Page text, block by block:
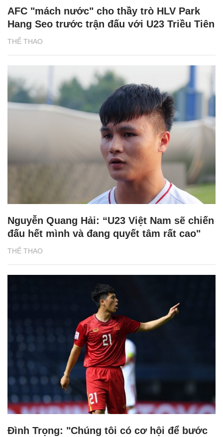
THỂ THAO
AFC "mách nước" cho thầy trò HLV Park
Hang Seo trước trận đấu với U23 Triều Tiên
THỂ THAO
Nguyễn Quang Hải: “U23 Việt Nam sẽ chiến
đấu hết mình và đang quyết tâm rất cao"
Đình Trọng: "Chúng tôi có cơ hội để bước